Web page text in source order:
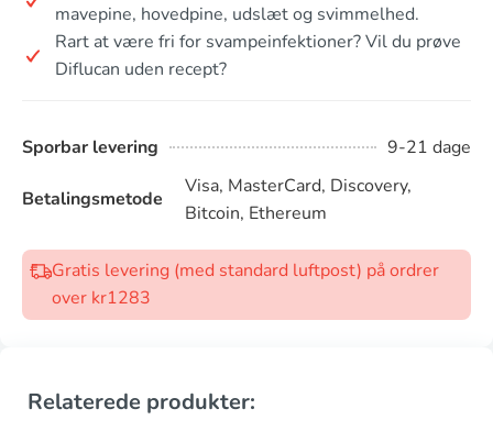
mavepine, hovedpine, udslæt og svimmelhed.
Rart at være fri for svampeinfektioner? Vil du prøve
Diflucan uden recept?
Sporbar levering 9-21 dage
Betalingsmetode
Visa, MasterCard, Discovery,
Bitcoin, Ethereum
Gratis levering (med standard luftpost) på ordrer
over kr1283
Relaterede produkter: